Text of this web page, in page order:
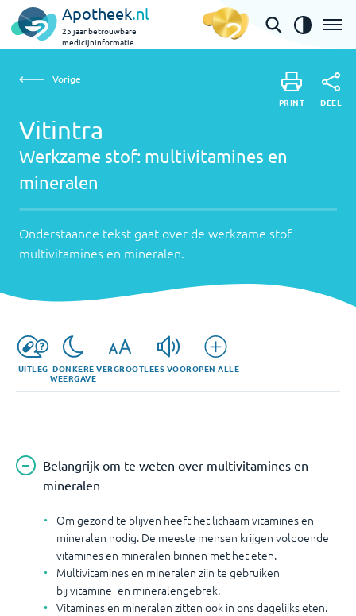
Apotheek.nl
25 jaar betrouwbare
medicijninformatie
Vitintra | multivitamines en mineralen
Werkzame
stof:
en
Onderstaande
over
multivitamines
mineralen
Vorige
Vitintra
Werkzame stof: multivitamines en
mineralen
Onderstaande tekst gaat over de werkzame stof
multivitamines en mineralen.
PRINT DEEL
UITLEG DONKERE
WEERGAVE
VERGROOTLEES VOOROPEN ALLE
Belangrijk om te weten over multivitamines en
mineralen
Om gezond te blijven heeft het lichaam vitamines en
mineralen nodig. De meeste mensen krijgen voldoende
vitamines en mineralen binnen met het eten.
Multivitamines en mineralen zijn te gebruiken
bij vitamine- en mineralengebrek.
Vitamines en mineralen zitten ook in ons dagelijks eten.